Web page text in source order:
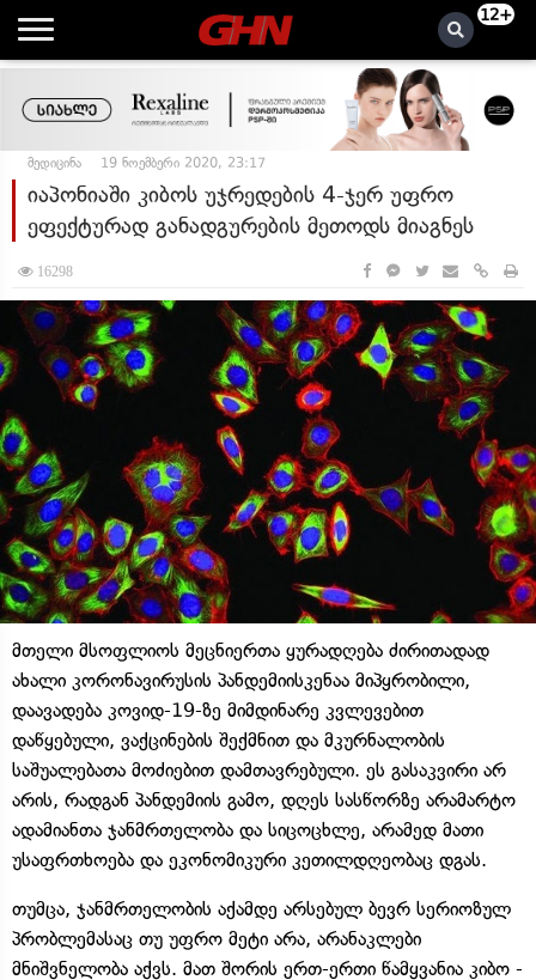
12+
მედიცინა 19 ნოემბერი 2020, 23:17
იაპონიაში კიბოს უჯრედების 4-ჯერ უფრო
ეფექტურად განადგურების მეთოდს მიაგნეს
16298
მთელი მსოფლიოს მეცნიერთა ყურადღება ძირითადად
ახალი კორონავირუსის პანდემიისკენაა მიპყრობილი,
დაავადება კოვიდ-19-ზე მიმდინარე კვლევებით
დაწყებული, ვაქცინების შექმნით და მკურნალობის
საშუალებათა მოძიებით დამთავრებული. ეს გასაკვირი არ
არის, რადგან პანდემიის გამო, დღეს სასწორზე არამარტო
ადამიანთა ჯანმრთელობა და სიცოცხლე, არამედ მათი
უსაფრთხოება და ეკონომიკური კეთილდღეობაც დგას.
თუმცა, ჯანმრთელობის აქამდე არსებულ ბევრ სერიოზულ
პრობლემასაც თუ უფრო მეტი არა, არანაკლები
მნიშვნელობა აქვს. მათ შორის ერთ-ერთი წამყვანია კიბო -